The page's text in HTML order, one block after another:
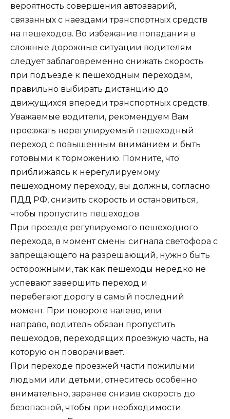
вероятность совершения автоаварий,
связанных с наездами транспортных средств
на пешеходов. Во избежание попадания в
сложные дорожные ситуации водителям
следует заблаговременно снижать скорость
при подъезде к пешеходным переходам,
правильно выбирать дистанцию до
движущихся впереди транспортных средств.
Уважаемые водители, рекомендуем Вам
проезжать нерегулируемый пешеходный
переход с повышенным вниманием и быть
готовыми к торможению. Помните, что
приближаясь к нерегулируемому
пешеходному переходу, вы должны, согласно
ПДД РФ, снизить скорость и остановиться,
чтобы пропустить пешеходов.
При проезде регулируемого пешеходного
перехода, в момент смены сигнала светофора с
запрещающего на разрешающий, нужно быть
осторожными, так как пешеходы нередко не
успевают завершить переход и
перебегают дорогу в самый последний
момент. При повороте налево, или
направо, водитель обязан пропустить
пешеходов, переходящих проезжую часть, на
которую он поворачивает.
При переходе проезжей части пожилыми
людьми или детьми, отнеситесь особенно
внимательно, заранее снизив скорость до
безопасной, чтобы при необходимости